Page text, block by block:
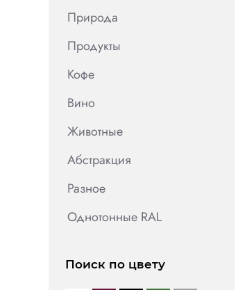
Природа
Продукты
Кофе
Вино
Животные
Абстракция
Разное
Однотонные RAL
Поиск по цвету